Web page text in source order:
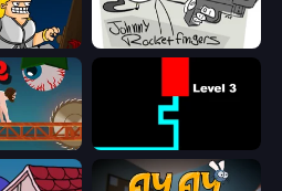
Johnny Rocketfingers
Scary Maze